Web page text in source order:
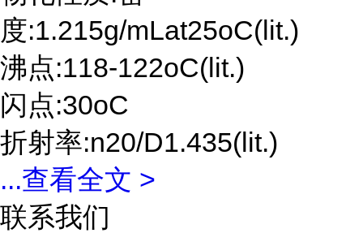
度:1.215g/mLat25oC(lit.)
沸点:118-122oC(lit.)
闪点:30oC
折射率:n20/D1.435(lit.)
...查看全文 >
联系我们